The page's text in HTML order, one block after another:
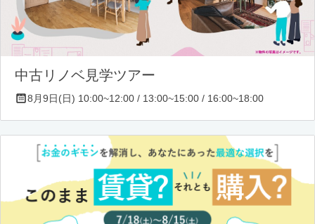
中古リノベ見学ツアー
8月9日(日) 10:00~12:00 / 13:00~15:00 / 16:00~18:00